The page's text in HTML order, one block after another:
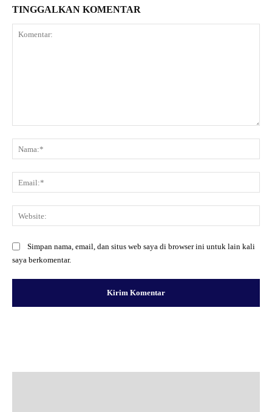
TINGGALKAN KOMENTAR
Simpan nama, email, dan situs web saya di browser ini untuk lain kali
saya berkomentar.